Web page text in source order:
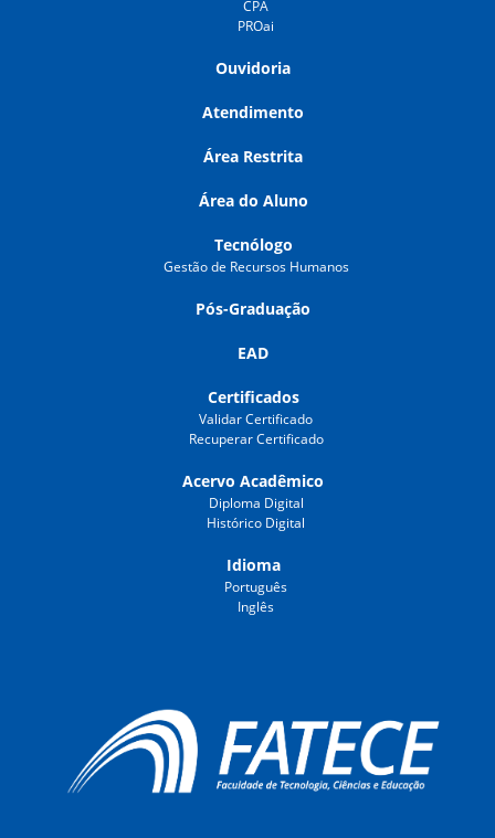
CPA
PROai
Ouvidoria
Atendimento
Área Restrita
Área do Aluno
Tecnólogo
Gestão de Recursos Humanos
Pós-Graduação
EAD
Certificados
Validar Certificado
Recuperar Certificado
Acervo Acadêmico
Diploma Digital
Histórico Digital
Idioma
Português
Inglês